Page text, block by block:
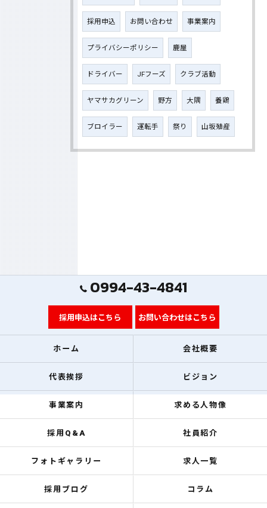
採用申込 お問い合わせ 事業案内
プライバシーポリシー 鹿屋
ドライバー JFフーズ クラブ活動
ヤマサカグリーン 野方 大隅 養鶏
ブロイラー 運転手 祭り 山坂殖産
0994-43-4841
採用申込はこちら お問い合わせはこちら
ホーム 会社概要
代表挨拶 ビジョン
事業案内 求める人物像
採用Q&A 社員紹介
フォトギャラリー 求人一覧
採用ブログ コラム